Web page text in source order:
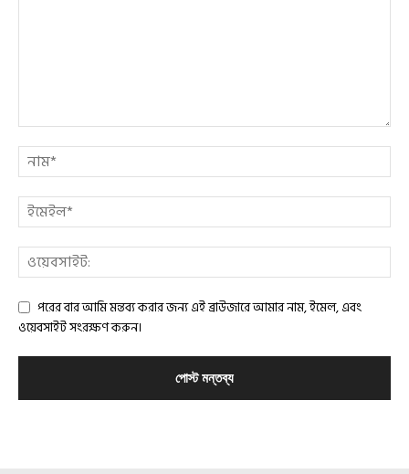
পরের বার আমি মন্তব্য করার জন্য এই ব্রাউজারে আমার নাম, ইমেল, এবং
ওয়েবসাইট সংরক্ষণ করুন।